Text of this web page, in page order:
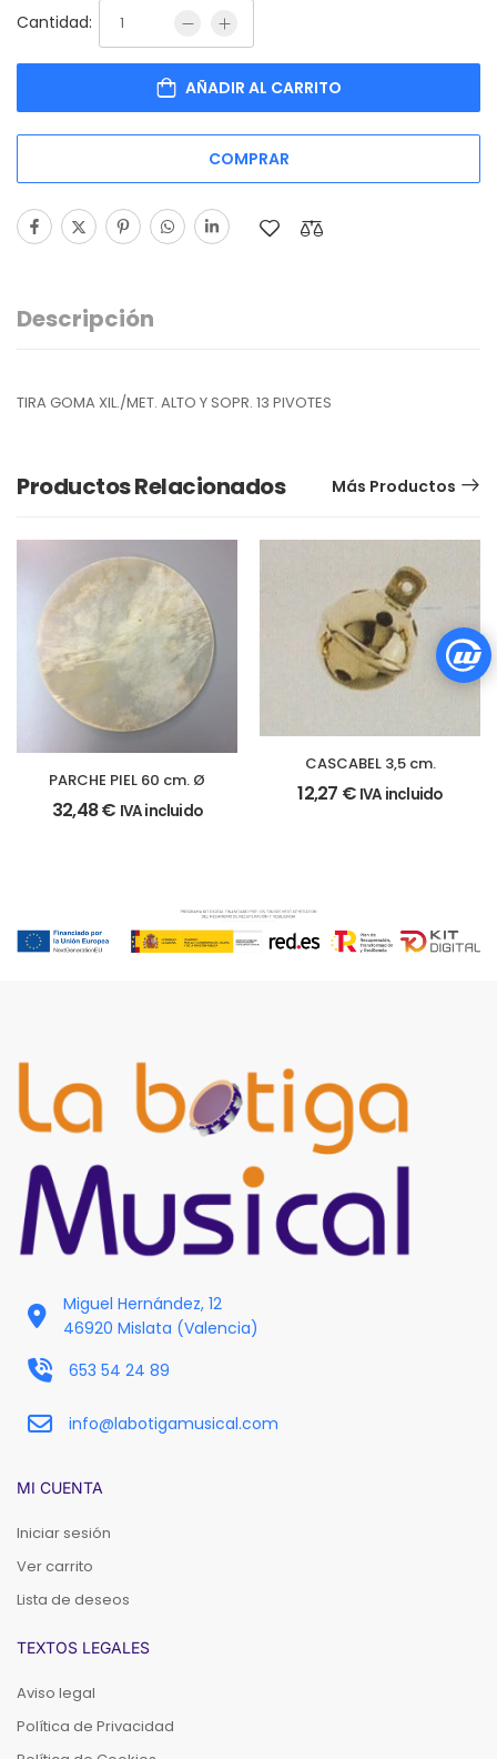
Cantidad:
AÑADIR AL CARRITO
COMPRAR
Descripción
TIRA GOMA XIL./MET. ALTO Y SOPR. 13 PIVOTES
Productos Relacionados Más Productos
PARCHE PIEL 60 cm. Ø
32,48€ IVA incluido
CASCABEL 3,5 cm.
12,27 € IVA incluido
Miguel Hernández, 12
46920 Mislata (Valencia)
653 54 24 89
info@labotigamusical.com
MI CUENTA
Iniciar sesión
Ver carrito
Lista de deseos
TEXTOS LEGALES
Aviso legal
Política de Privacidad